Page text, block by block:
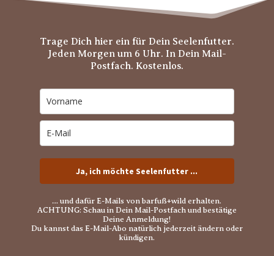
Trage Dich hier ein für Dein Seelenfutter.
Jeden Morgen um 6 Uhr. In Dein Mail-
Postfach. Kostenlos.
Ja, ich möchte Seelenfutter ...
… und dafür E-Mails von barfuß+wild erhalten.
ACHTUNG: Schau in Dein Mail-Postfach und bestätige
Deine Anmeldung!
Du kannst das E-Mail-Abo natürlich jederzeit ändern oder
kündigen.